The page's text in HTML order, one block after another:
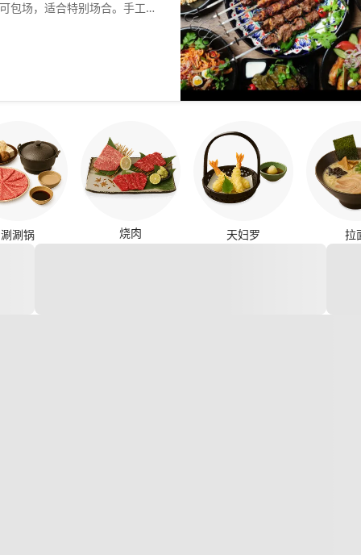
包场，适合特别场合。手工甜
涮涮锅 烧肉 天妇罗 拉